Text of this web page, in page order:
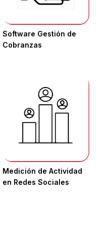
Software Gestión de
Cobranzas
Medición de Actividad
en Redes Sociales